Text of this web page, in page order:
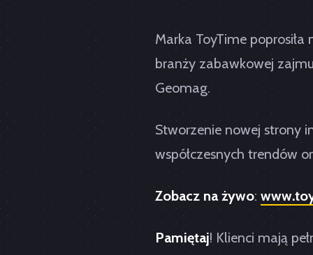
Marka ToyTime
branży zabawkowej
Geomag.
Stworzenie nowej strony
współczesnych trendów
Zobacz na żywo:
Pamiętaj! Klienci mają